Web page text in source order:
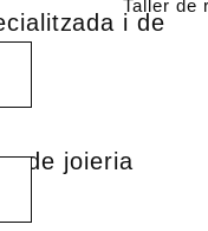
i de
de joieria